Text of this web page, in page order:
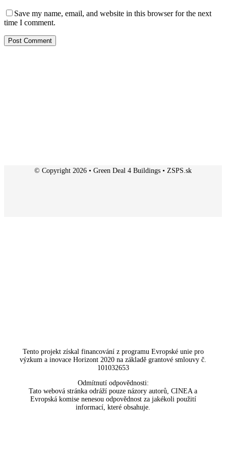
Save my name, email, and website in this browser for the next
time I comment.
© Copyright 2026 • Green Deal 4 Buildings • ZSPS.sk
Tento projekt získal financování z programu Evropské unie pro
výzkum a inovace Horizont 2020 na základě grantové smlouvy č.
101032653
Odmítnutí odpovědnosti:
Tato webová stránka odráží pouze názory autorů, CINEA a
Evropská komise nenesou odpovědnost za jakékoli použití
informací, které obsahuje.